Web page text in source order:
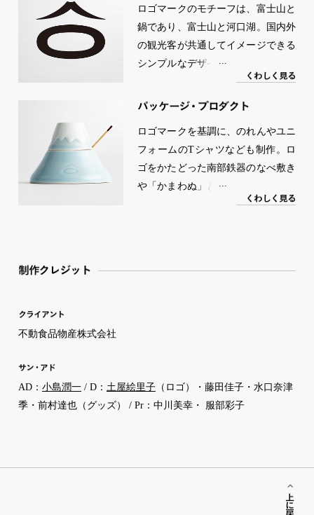
ロゴマークのモチーフは、富士山と
鍋であり、富士山と河口湖。国内外
の観光客が共通してイメージできる
シンプルなデザインに。ロゴタイプ
は、ほうとうの中の煮崩れた野菜を
感じさせるような丸みのある書体を
く わしく 見る
パッケージ・ プロダク ト
ロゴマークを基調に、のれんやユニ
フォームのTシャツなども制作。ロ
ゴをかたどった南部鉄器のなべ敷き
や「かまわぬ」とコラボレーション
したオリジナル手ぬぐいなどのグッ
く わしく 見る
制作クレジッ ト
クライアン ト
不動食品物産株式会社
サン・ アド
AD： 小島潤一 / D： 土屋絵里子 （ロゴ）・藤田佳子・水口奈津
季・前村達也（グッズ） / Pr：中川美幸・ 服部彩子
上に戻る